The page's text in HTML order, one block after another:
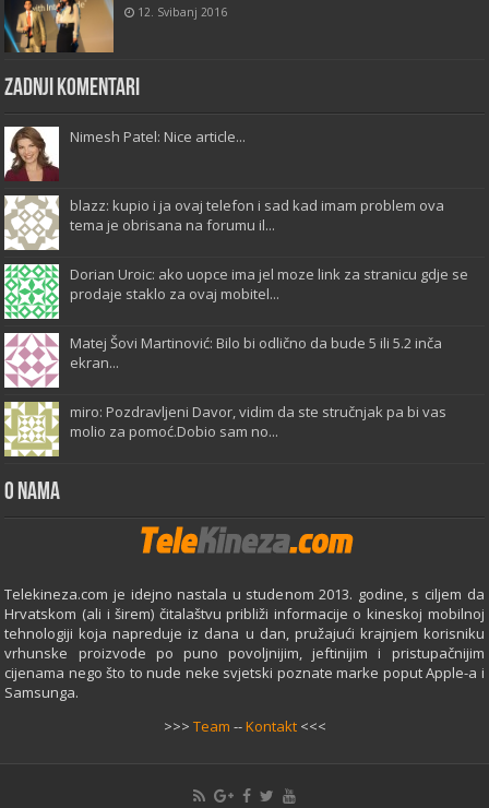
12. Svibanj 2016
Zadnji komentari
Nimesh Patel: Nice article...
blazz: kupio i ja ovaj telefon i sad kad imam problem ova
tema je obrisana na forumu il...
Dorian Uroic: ako uopce ima jel moze link za stranicu gdje se
prodaje staklo za ovaj mobitel...
Matej Šovi Martinović: Bilo bi odlično da bude 5 ili 5.2 inča
ekran...
miro: Pozdravljeni Davor, vidim da ste stručnjak pa bi vas
molio za pomoć.Dobio sam no...
O Nama
Telekineza.com je idejno nastala u studenom 2013. godine, s ciljem da
Hrvatskom (ali i širem) čitalaštvu približi informacije o kineskoj mobilnoj
tehnologiji koja napreduje iz dana u dan, pružajući krajnjem korisniku
vrhunske proizvode po puno povoljnijim, jeftinijim i pristupačnijim
cijenama nego što to nude neke svjetski poznate marke poput Apple-a i
Samsunga.
>>> Team --Kontakt<<<